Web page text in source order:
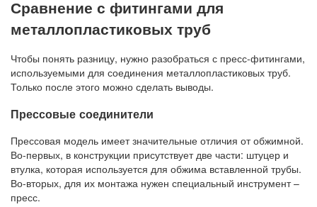
Сравнение с фитингами для
металлопластиковых труб
Чтобы понять разницу, нужно разобраться с пресс-фитингами,
используемыми для соединения металлопластиковых труб.
Только после этого можно сделать выводы.
Прессовые соединители
Прессовая модель имеет значительные отличия от обжимной.
Во-первых, в конструкции присутствует две части: штуцер и
втулка, которая используется для обжима вставленной трубы.
Во-вторых, для их монтажа нужен специальный инструмент –
пресс.